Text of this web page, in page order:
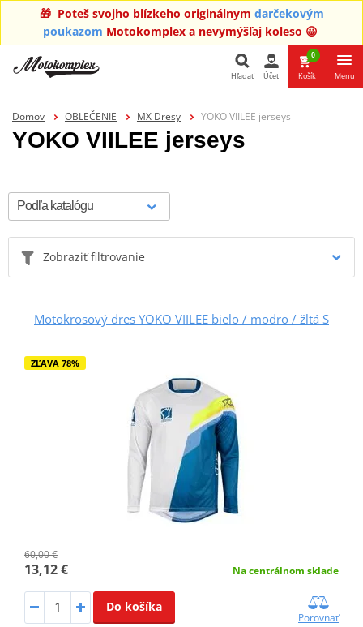
🎁 Poteš svojho blízkeho originálnym darčekovým
poukazom Motokomplex a nevymýšľaj koleso 😀
Hľadať Účet
0
Košík Menu
Domov OBLEČENIE MX Dresy YOKO VIILEE jerseys
YOKO VIILEE jerseys
Zobraziť filtrovanie
Motokrosový dres YOKO VIILEE bielo / modro / žltá S
ZĽAVA 78%
60,00 €
13,12 € Na centrálnom sklade
Do košíka
Porovnať